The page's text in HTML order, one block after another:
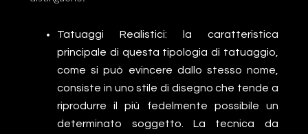
Tatuaggi Realistici: la caratteristica
principale di questa tipologia di tatuaggio,
come si può evincere dallo stesso nome,
consiste in uno stile di disegno che tende a
riprodurre il più fedelmente possibile un
determinato soggetto. La tecnica da